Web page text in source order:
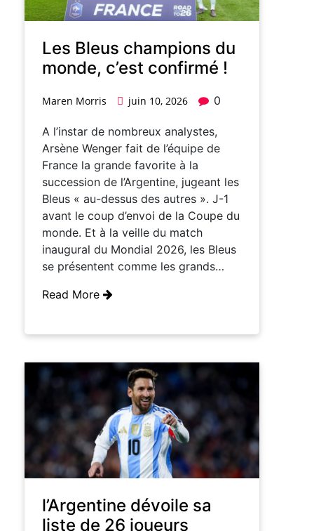
Les Bleus champions du
monde, c’est confirmé !
Maren Morris juin 10, 2026 0
A l’instar de nombreux analystes,
Arsène Wenger fait de l’équipe de
France la grande favorite à la
succession de l’Argentine, jugeant les
Bleus « au-dessus des autres ». J-1
avant le coup d’envoi de la Coupe du
monde. Et à la veille du match
inaugural du Mondial 2026, les Bleus
se présentent comme les grands…
Read More
l’Argentine dévoile sa
liste de 26 joueurs